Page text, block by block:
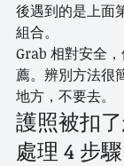
後遇到的是上面
組合。
Grab 相對安全
薦。辨別方法很
地方，不要去。
護照被扣
處理 4 步驟